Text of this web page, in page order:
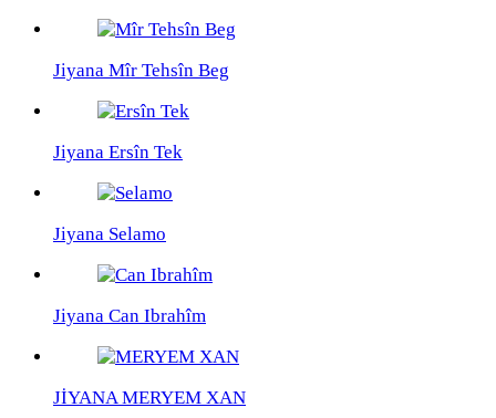
Jiyana Mîr Tehsîn Beg
Jiyana Ersîn Tek
Jiyana Selamo
Jiyana Can Ibrahîm
JİYANA MERYEM XAN